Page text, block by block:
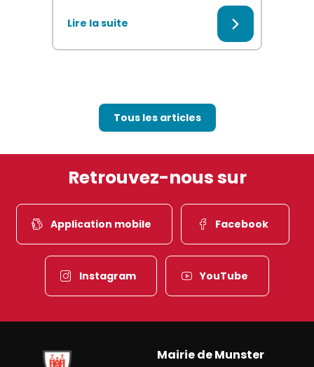
Lire la suite
Tous les articles
Retrouvez-nous sur
Application mobile Facebook
Instagram YouTube
Ville de Munster (Alsace) Située au cœur de l’Alsace et de l’une
Mairie de Munster